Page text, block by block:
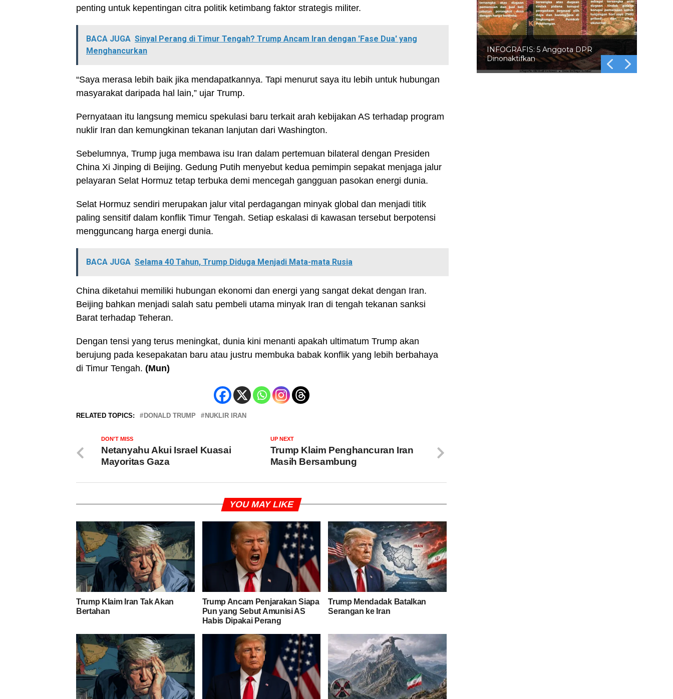
penting untuk kepentingan citra politik ketimbang faktor strategis militer.
BACA JUGA Sinyal Perang di Timur Tengah? Trump Ancam Iran dengan 'Fase Dua' yang
Menghancurkan
“Saya merasa lebih baik jika mendapatkannya. Tapi menurut saya itu lebih untuk hubungan
masyarakat daripada hal lain,” ujar Trump.
Pernyataan itu langsung memicu spekulasi baru terkait arah kebijakan AS terhadap program
nuklir Iran dan kemungkinan tekanan lanjutan dari Washington.
Sebelumnya, Trump juga membawa isu Iran dalam pertemuan bilateral dengan Presiden
China Xi Jinping di Beijing. Gedung Putih menyebut kedua pemimpin sepakat menjaga jalur
pelayaran Selat Hormuz tetap terbuka demi mencegah gangguan pasokan energi dunia.
Selat Hormuz sendiri merupakan jalur vital perdagangan minyak global dan menjadi titik
paling sensitif dalam konflik Timur Tengah. Setiap eskalasi di kawasan tersebut berpotensi
mengguncang harga energi dunia.
BACA JUGA Selama 40 Tahun, Trump Diduga Menjadi Mata-mata Rusia
China diketahui memiliki hubungan ekonomi dan energi yang sangat dekat dengan Iran.
Beijing bahkan menjadi salah satu pembeli utama minyak Iran di tengah tekanan sanksi
Barat terhadap Teheran.
Dengan tensi yang terus meningkat, dunia kini menanti apakah ultimatum Trump akan
berujung pada kesepakatan baru atau justru membuka babak konflik yang lebih berbahaya
di Timur Tengah. (Mun)
RELATED TOPICS: DONALD TRUMP NUKLIR IRAN
UP NEXT
Trump Klaim Penghancuran Iran
Masih Bersambung
DON'T MISS
Netanyahu Akui Israel Kuasai
Mayoritas Gaza
YOU MAY LIKE
Trump Klaim Iran Tak Akan
Bertahan
Trump Ancam Penjarakan Siapa
Pun yang Sebut Amunisi AS
Habis Dipakai Perang
Trump Mendadak Batalkan
Serangan ke Iran
INFOGRAFIS: 5 Anggota DPR
Dinonaktifkan